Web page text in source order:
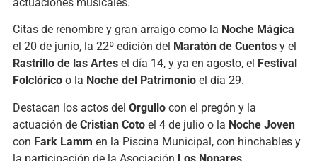
Citas de renombre y gran arraigo como la Noche Mágica
el 20 de junio, la 22º edición del Maratón de Cuentosy el
Rastrillo de las Artesel día 14, y ya en agosto, el Festival
Folclóricoo la Noche del Patrimonioel día 29.
Destacan los actos del Orgullocon el pregón y la
actuación de Cristian Cotoel 4 de julio o la Noche Joven
con Fark Lamm en la Piscina Municipal, con hinchables y
la participación de la Asociación Los Nopares